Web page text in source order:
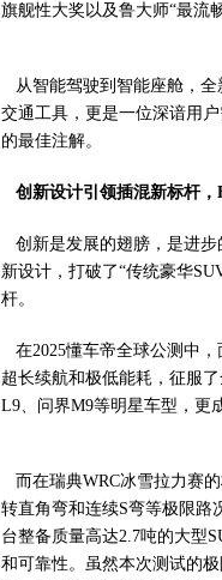
旗舰性大奖以及鲁大师“最流
从智能驾驶到智能座舱，全
交通工具，更是一位深谙用
的最佳注解。
创新设计引领插混新标杆，
创新是发展的翅膀，是进步
新设计，打破了“传统豪华
杆。
在2025懂车帝全球公测中
超长续航和极低能耗，征服
L9、问界M9等明星车型，更
而在瑞典WRC冰雪拉力赛
转直角弯和连续S弯等极限路
台整备质量高达2.7吨的大型
和可靠性。虽然本次测试的